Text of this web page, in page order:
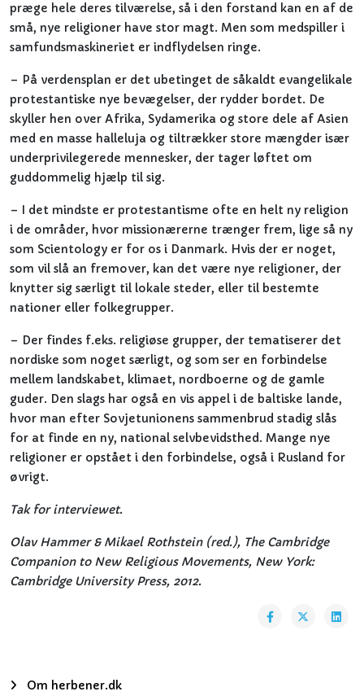
præge hele deres tilværelse, så i den forstand kan en af de
små, nye religioner have stor magt. Men som medspiller i
samfundsmaskineriet er indflydelsen ringe.
– På verdensplan er det ubetinget de såkaldt evangelikale
protestantiske nye bevægelser, der rydder bordet. De
skyller hen over Afrika, Sydamerika og store dele af Asien
med en masse halleluja og tiltrækker store mængder især
underprivilegerede mennesker, der tager løftet om
guddommelig hjælp til sig.
– I det mindste er protestantisme ofte en helt ny religion
i de områder, hvor missionærerne trænger frem, lige så ny
som Scientology er for os i Danmark. Hvis der er noget,
som vil slå an fremover, kan det være nye religioner, der
knytter sig særligt til lokale steder, eller til bestemte
nationer eller folkegrupper.
– Der findes f.eks. religiøse grupper, der tematiserer det
nordiske som noget særligt, og som ser en forbindelse
mellem landskabet, klimaet, nordboerne og de gamle
guder. Den slags har også en vis appel i de baltiske lande,
hvor man efter Sovjetunionens sammenbrud stadig slås
for at finde en ny, national selvbevidsthed. Mange nye
religioner er opstået i den forbindelse, også i Rusland for
øvrigt.
Tak for interviewet.
Olav Hammer & Mikael Rothstein (red.), The Cambridge
Companion to New Religious Movements, New York:
Cambridge University Press, 2012.
Om herbener.dk